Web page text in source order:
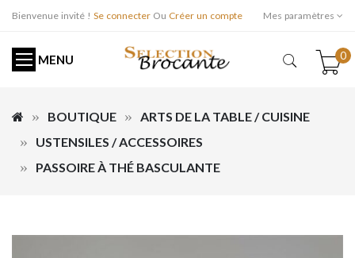
Bienvenue invité ! Se connecter Ou Créer un compte Mes paramètres
MENU 0
BOUTIQUE
ARTS DE LA TABLE / CUISINE
USTENSILES / ACCESSOIRES
PASSOIRE À THÉ BASCULANTE